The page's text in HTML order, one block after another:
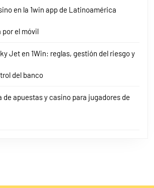
en la 1win app de Latinoamérica
por el móvil
Jet en 1Win: reglas, gestión del riesgo y
del banco
de apuestas y casino para jugadores de